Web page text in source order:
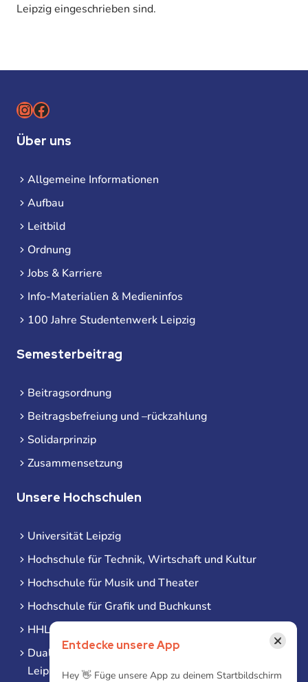
Leipzig eingeschrieben sind.
Instagram
Facebook
Über uns
Allgemeine Informationen
Aufbau
Leitbild
Ordnung
Jobs & Karriere
Info-Materialien & Medieninfos
100 Jahre Studentenwerk Leipzig
Semesterbeitrag
Beitragsordnung
Beitragsbefreiung und –rückzahlung
Solidarprinzip
Zusammensetzung
Unsere Hochschulen
Universität Leipzig
Hochschule für Technik, Wirtschaft und Kultur
Hochschule für Musik und Theater
Hochschule für Grafik und Buchkunst
HHL Leipzig
Duale Hochschule Sachsen (DHSN) am Standort
Leipzig
Entdecke unsere App ×
Hey 👋 Füge unsere App zu deinem Startbildschirm